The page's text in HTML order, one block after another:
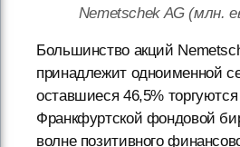
Nemetschek AG (млн.
Большинство акций
принадлежит одноименной
оставшиеся 46,5%
Франкфуртской фондовой
волне позитивного